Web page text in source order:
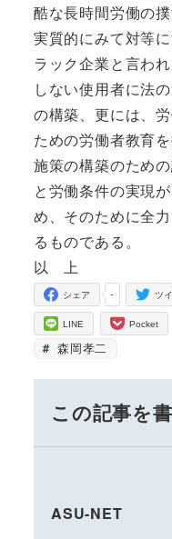
酷な長時間労働の
実質的にみて対等
ラック企業と言わ
しない使用者に法
の構築、更には、
ための労働者教育
施策の構築のため
と労働条件の実現
め、そのために全
るものである。
以 上
-
シェア ツ
LINE Pocket
森岡孝二
この記事を
ASU-NET